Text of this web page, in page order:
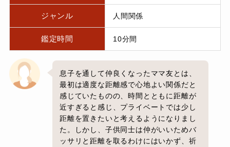
ジャンル 人間関係
鑑定時間 10分間
息子を通して仲良くなったママ友とは、
最初は適度な距離感で心地よい関係だと
感じていたものの、時間とともに距離が
近すぎると感じ、プライベートでは少し
距離を置きたいと考えるようになりまし
た。しかし、子供同士は仲がいいためバ
ッサリと距離を取るわけにはいかず、祈